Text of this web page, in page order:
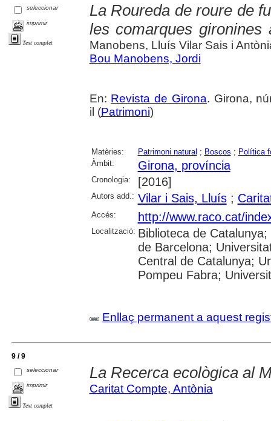
seleccionar
imprimir
Text complet
La Roureda de roure de
les comarques
Manobens, Lluís Vilar Sais i
Bou Manobens, Jordi
En: Revista de Girona. Girona,
il (Patrimoni)
Matèries: Patrimoni natural ; Boscos ; Política
Àmbit:
Girona, província
Cronologia: [2016]
Autors add.: Vilar i Sais, Lluís;
Accés: http://www.raco.cat/
Localització: Biblioteca de
de Barcelona;
Central de Catalunya;
Pompeu Fabra;
Enllaç permanent a aquest
9 / 9
seleccionar
imprimir
Text complet
La Recerca ecològica al
Caritat Compte, Antònia